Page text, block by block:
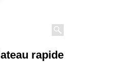
rapide